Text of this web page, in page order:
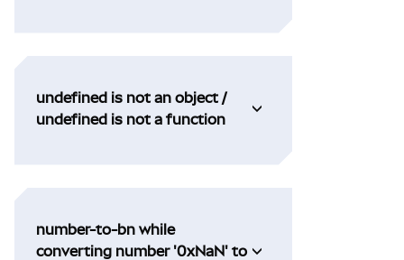
undefined is not an object /
undefined is not a function
number-to-bn while
converting number '0xNaN' to